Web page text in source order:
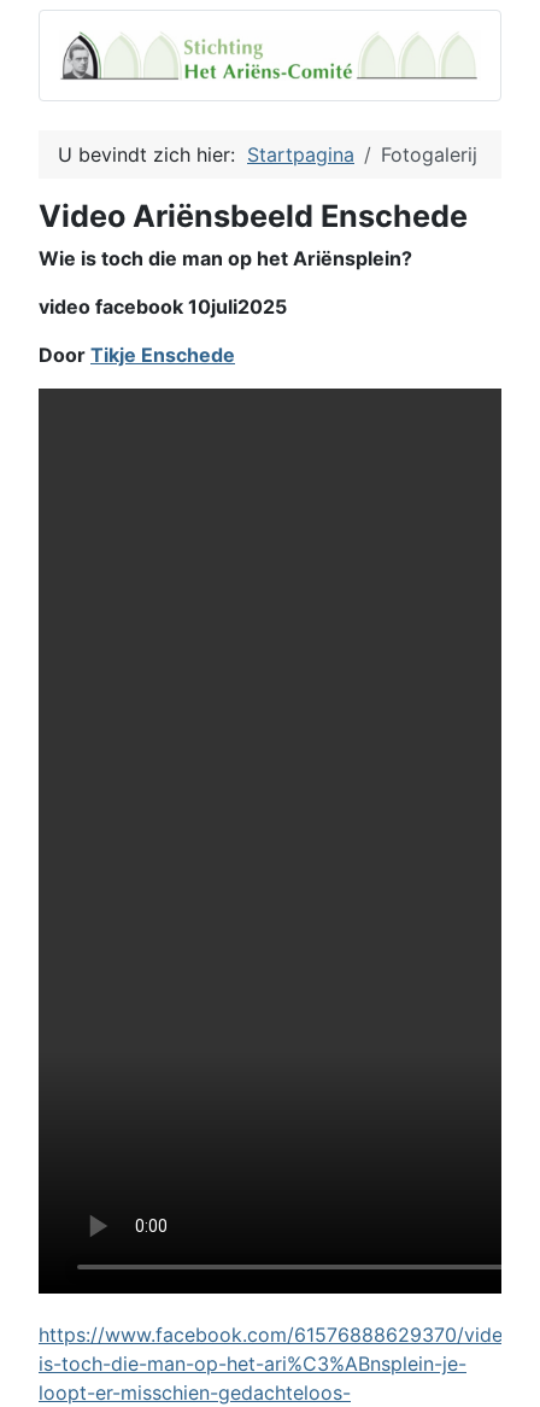
U bevindt zich hier: Startpagina Fotogalerij
Video Ariënsbeeld Enschede
Wie is toch die man op het Ariënsplein?
video facebook 10juli2025
Door Tikje Enschede
https://www.facebook.com/61576888629370/videos/
is-toch-die-man-op-het-ari%C3%ABnsplein-je-
loopt-er-misschien-gedachteloos-